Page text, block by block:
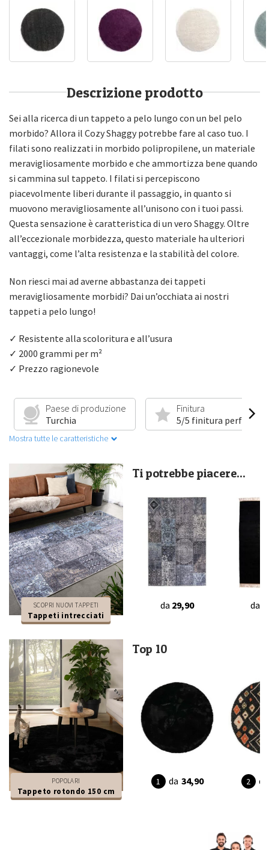
Descrizione prodotto
Sei alla ricerca di un tappeto a pelo lungo con un bel pelo
morbido? Allora il Cozy Shaggy potrebbe fare al caso tuo. I
filati sono realizzati in morbido polipropilene, un materiale
meravigliosamente morbido e che ammortizza bene quando
si cammina sul tappeto. I filati si percepiscono
piacevolmente liberi durante il passaggio, in quanto si
muovono meravigliosamente all’unisono con i tuoi passi.
Questa sensazione è caratteristica di un vero Shaggy. Oltre
all’eccezionale morbidezza, questo materiale ha ulteriori
vantaggi, come l’alta resistenza e la stabilità del colore.
Non riesci mai ad averne abbastanza dei tappeti
meravigliosamente morbidi? Dai un’occhiata ai nostri
tappeti a pelo lungo!
✓ Resistente alla scoloritura e all’usura
✓ 2000 grammi per m²
✓ Prezzo ragionevole
Paese di produzione
Turchia
Finitura
5/5 finitura perfetta
Mostra tutte le caratteristiche
SCOPRI NUOVI TAPPETI
Tappeti intrecciati
Ti potrebbe piacere...
da 29,90 da
POPOLARI
Tappeto rotondo 150 cm
Top 10
da 34,90 da